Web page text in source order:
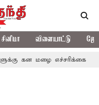
சினிமா விளையாட்டு
எச்சரிக்கை